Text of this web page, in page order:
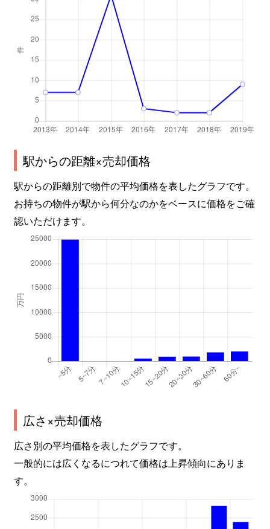
駅からの距離×売却価格
駅からの距離別で物件の平均価格を表したグラフです。
お持ちの物件が駅から何分なのかをベースに価格をご確
認いただけます。
広さ×売却価格
広さ別の平均価格を表したグラフです。
一般的には広くなるにつれて価格は上昇傾向にありま
す。